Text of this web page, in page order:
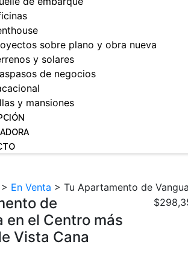
sobre plano y obra nueva
y solares
de negocios
y mansiones
> En Venta > Tu Apartamento de
de
en el Centro más
Vista Cana